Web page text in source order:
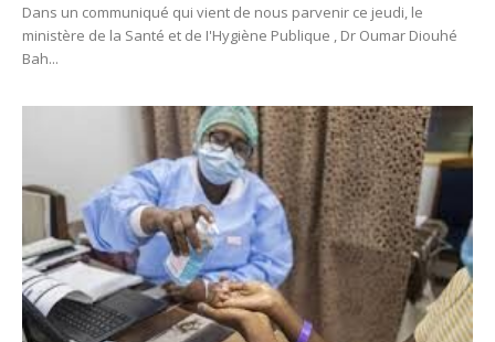
Dans un communiqué qui vient de nous parvenir ce jeudi, le
ministère de la Santé et de I'Hygiène Publique , Dr Oumar Diouhé
Bah...